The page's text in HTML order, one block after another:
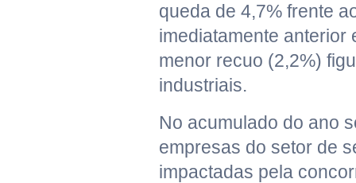
queda de 4,7% frente
imediatamente anterior
menor recuo (2,2%)
industriais.
No acumulado do ano
empresas do setor de
impactadas pela